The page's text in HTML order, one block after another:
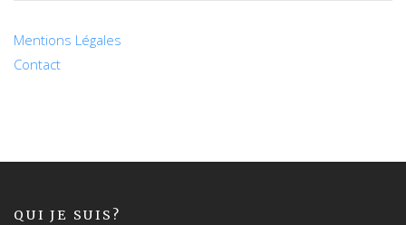
Mentions Légales
Contact
QUI JE SUIS?